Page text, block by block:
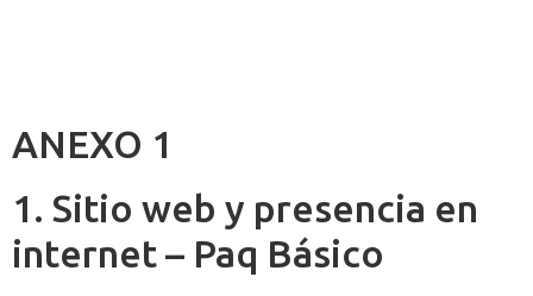
ANEXO 1
1. Sitio web y presencia en
internet – Paq Básico